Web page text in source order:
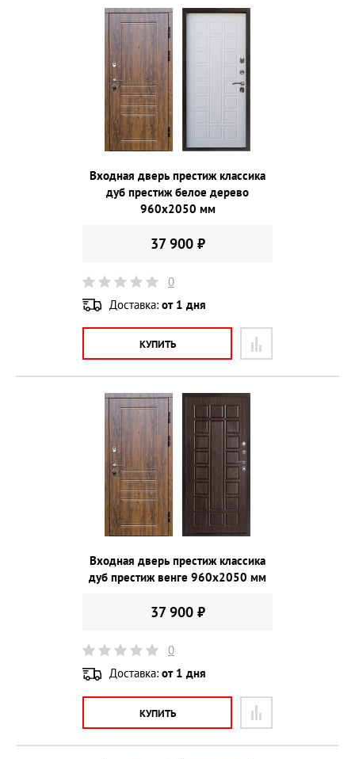
Входная дверь престиж классика
дуб престиж белое дерево
960х2050 мм
37 900 ₽
0
Доставка: от 1 дня
КУПИТЬ
Входная дверь престиж классика
дуб престиж венге 960х2050 мм
37 900 ₽
0
Доставка: от 1 дня
КУПИТЬ